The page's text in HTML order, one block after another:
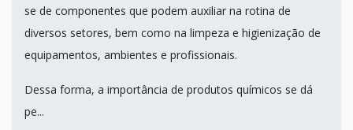
se de componentes que podem auxiliar na rotina de
diversos setores, bem como na limpeza e higienização de
equipamentos, ambientes e profissionais.
Dessa forma, a importância de produtos químicos se dá
pe...